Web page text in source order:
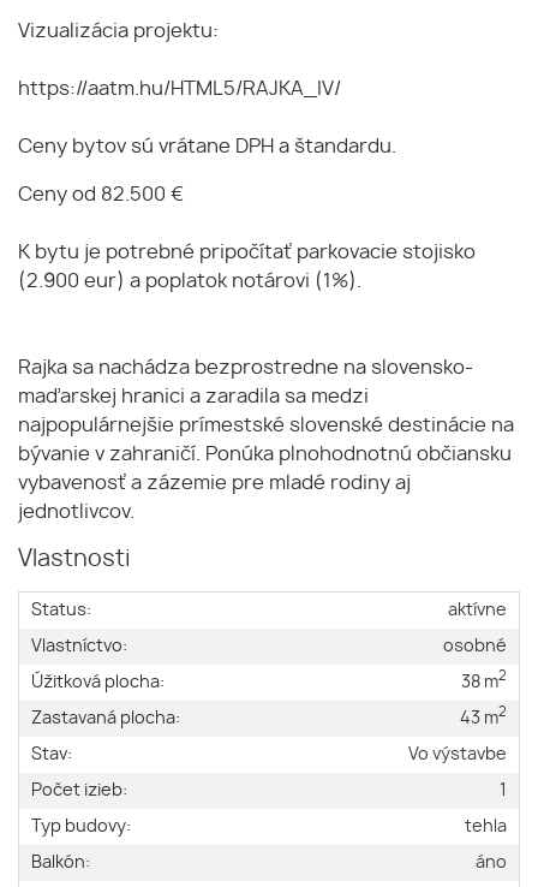
Vizualizácia projektu:
https://aatm.hu/HTML5/RAJKA_IV/
Ceny bytov sú vrátane DPH a štandardu.
Ceny od 82.500 €
K bytu je potrebné pripočítať parkovacie stojisko
(2.900 eur) a poplatok notárovi (1%).
Rajka sa nachádza bezprostredne na slovensko-
maďarskej hranici a zaradila sa medzi
najpopulárnejšie prímestské slovenské destinácie na
bývanie v zahraničí. Ponúka plnohodnotnú občiansku
vybavenosť a zázemie pre mladé rodiny aj
jednotlivcov.
Vlastnosti
Status:
aktívne
Vlastníctvo:
osobné
Úžitková plocha:
38 m2
Zastavaná plocha: 43 m2
Stav:
Vo výstavbe
Počet izieb:
1
Typ budovy:
tehla
Balkón:
áno